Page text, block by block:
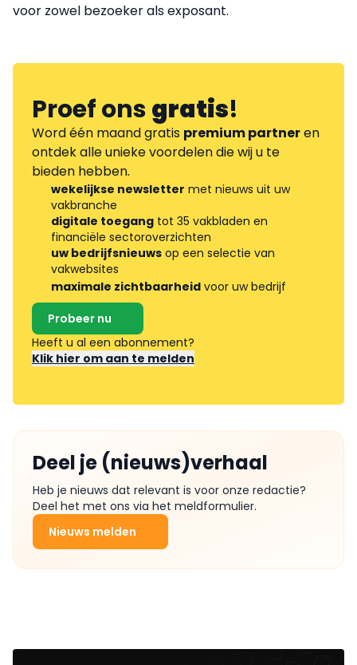
voor zowel bezoeker als exposant.
Proef onsgratis!
Word één maand gratis premium partneren
ontdek alle unieke voordelen die wij u te
bieden hebben.
wekelijkse newsletter met nieuws uit uw
vakbranche
digitale toegang tot 35 vakbladen en
financiële sectoroverzichten
uw bedrijfsnieuws op een selectie van
vakwebsites
maximale zichtbaarheid voor uw bedrijf
Probeer nu
Heeft u al een abonnement?
Klik hier om aan te melden
Deel je (nieuws)verhaal
Heb je nieuws dat relevant is voor onze redactie?
Deel het met ons via het meldformulier.
Nieuws melden